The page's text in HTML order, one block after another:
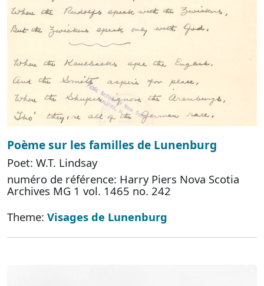
Poème sur les familles de Lunenburg
Poet: W.T. Lindsay
numéro de référence: Harry Piers Nova Scotia
Archives MG 1 vol. 1465 no. 242
Theme: Visages de Lunenburg